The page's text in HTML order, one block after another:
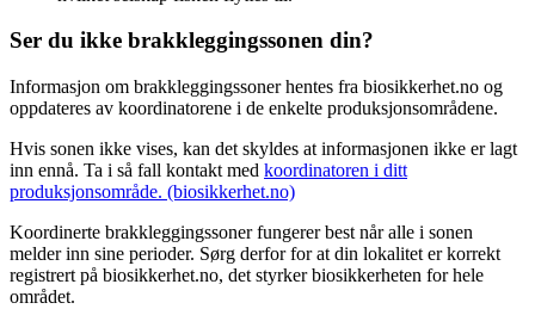
Ser du ikke brakkleggingssonen din?
Informasjon om brakkleggingssoner hentes fra biosikkerhet.no og
oppdateres av koordinatorene i de enkelte produksjonsområdene.
Hvis sonen ikke vises, kan det skyldes at informasjonen ikke er lagt
inn ennå. Ta i så fall kontakt med koordinatoren i ditt
produksjonsområde. (biosikkerhet.no)
Koordinerte brakkleggingssoner fungerer best når alle i sonen
melder inn sine perioder. Sørg derfor for at din lokalitet er korrekt
registrert på biosikkerhet.no, det styrker biosikkerheten for hele
området.